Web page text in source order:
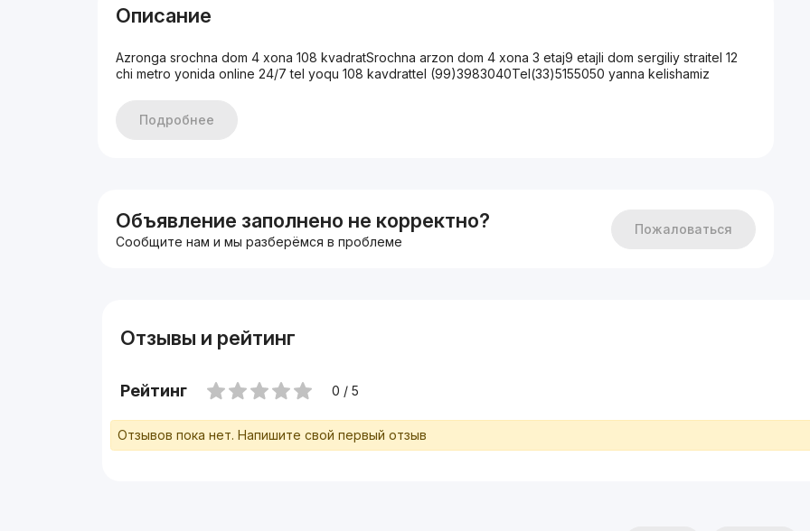
Описание
Azronga srochna dom 4 xona 108 kvadratSrochna arzon dom 4 xona 3 etaj9 etajli dom sergiliy straitel 12
chi metro yonida online 24/7 tel yoqu 108 kavdrattel (99)3983040Tel(33)5155050 yanna kelishamiz
Подробнее
Объявление заполнено не корректно?
Сообщите нам и мы разберёмся в проблеме
Пожаловаться
Отзывы и рейтинг
Рейтинг 0 / 5
Отзывов пока нет. Напишите свой первый отзыв